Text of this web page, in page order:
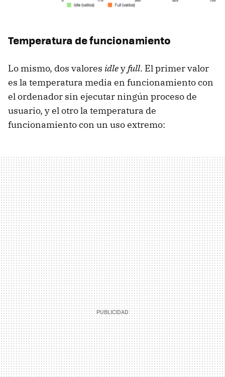
Temperatura de funcionamiento
Lo mismo, dos valores idleyfull. El primer valor
es la temperatura media en funcionamiento con
el ordenador sin ejecutar ningún proceso de
usuario, y el otro la temperatura de
funcionamiento con un uso extremo: